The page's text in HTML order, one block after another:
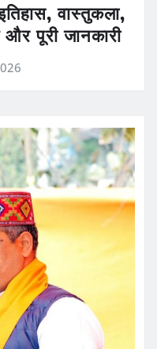
वास्तुकला,
पूरी जानकारी